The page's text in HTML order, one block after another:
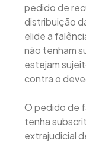
pedido de
distribuição
elide a
não tenham
estejam
contra o
O pedido de
tenha
extrajudicial